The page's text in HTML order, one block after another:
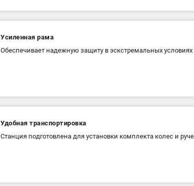
Усиленная рама
Обеспечивает надежную защиту в эскстремальных условиях
Удобная транспортировка
Станция подготовлена для установки комплекта колес и